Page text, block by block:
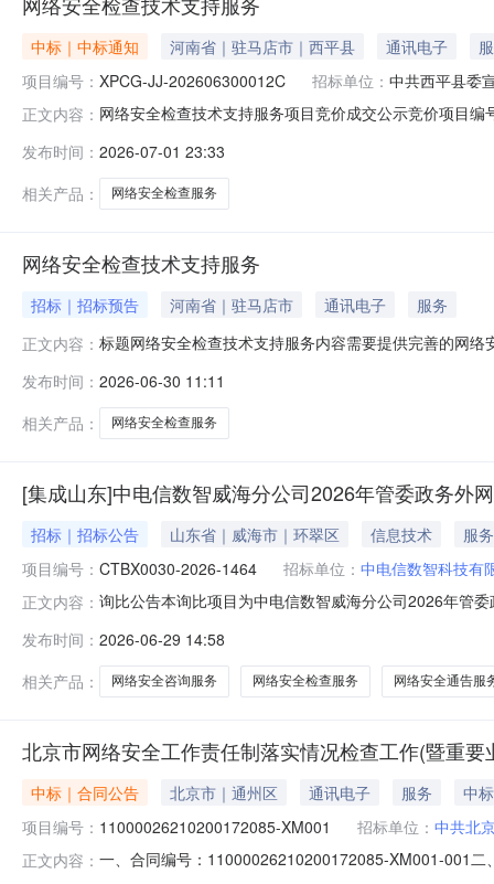
中标｜中标通知 河南省｜驻马店市｜西平县 通讯电子
项目编号： XPCG-JJ-202606300012C 招标单位： 中共西平县委
正文内容： 网络安全检查技术支持服务项目竞价成交公示竞价项目
检查方案及检查项目列表，有一定的网络安全检查工作
发布时间： 2026-07-01 23:33
相关产品：
网络安全检查服务
网络安全检查技术支持服务
招标｜招标预告 河南省｜驻马店市 通讯电子
服务
正文内容： 标题网络安全检查技术支持服务内容需要提供完善的网
发布时间： 2026-06-30 11:11
相关产品：
网络安全检查服务
[集成山东]中电信数智威海分公司2026年管委政务外
招标｜招标公告 山东省｜威海市｜环翠区 信息技术
服务
项目编号： CTBX0030-2026-1464 招标单位： 中电信数智科技有
正文内容： 询比公告本询比项目为中电信数智威海分公司2026年管
参加询比响应。1.项目概况与采购内容1.1项目概况：切
求，全面排查政务云网环境
发布时间： 2026-06-29 14:58
相关产品：
网络安全咨询服务 网络安全检查服务 网络安全通告服
北京市网络安全工作责任制落实情况检查工作(暨重
中标｜合同公告 北京市｜通州区 通讯电子 服务
中
项目编号： 11000026210200172085-XM001 招标单位： 中共北
正文内容： 一、合同编号：11000026210200172085-XM001-001二